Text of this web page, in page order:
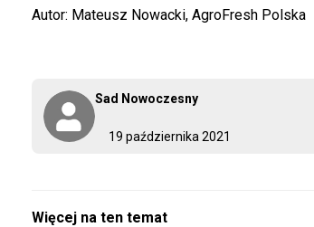
19 października 2021
Sad Nowoczesny
Autor: Mateusz Nowacki, AgroFresh Polska